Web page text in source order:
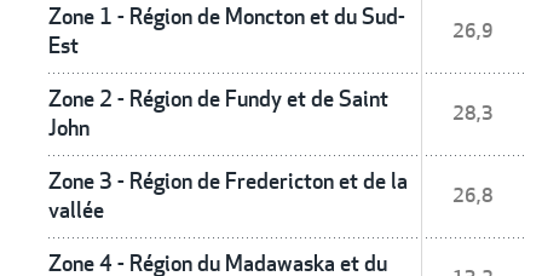
Zone 1 - Région de Moncton et du Sud-
Est
26,9
Zone 2 - Région de Fundy et de Saint
John
28,3
Zone 3 - Région de Fredericton et de la
vallée
26,8
Zone 4 - Région du Madawaska et du